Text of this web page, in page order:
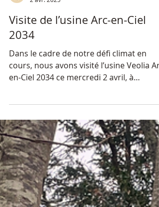
EcoTerre Orvault
Visite de l’usine Arc-en-Ciel
2034
Dans le cadre de notre défi climat en
cours, nous avons visité l’usine Veolia
en-Ciel 2034 ce mercredi 2 avril, à
Couëron.